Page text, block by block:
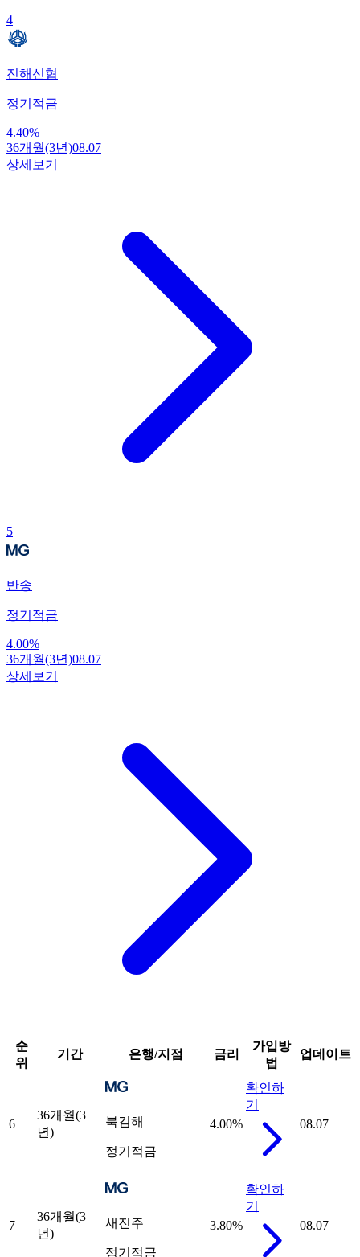
4
진해신협
정기적금
4.40%
36개월(3년)08.07
상세보기
5
반송
정기적금
4.00%
36개월(3년)08.07
상세보기
순
위
기간 은행/지점 금리
가입방
법
업데이트
6
36개월(3
년)
북김해
정기적금
4.00%
확인하
기
08.07
7
36개월(3
년)
새진주
정기적금
3.80%
확인하
기
08.07